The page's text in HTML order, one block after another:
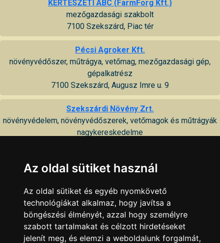
KERTÉSZETI ABC (FarmForg Kft.)
mezőgazdasági szakbolt
7100 Szekszárd, Piac tér
Pécsi Agroker Kft.
növényvédőszer, műtrágya, vetőmag, mezőgazdasági gép,
gépalkatrész
7100 Szekszárd, Augusz Imre u. 9
Szekszárdi Növény Zrt.
növényvédelem, növényvédőszerek, vetőmagok és műtrágyák
nagykereskedelme
TADIMA Direkt Marketing Bt.
7100 Szekszárd, Tartsay Vilmos u. 16
Újvárosi Gazdabolt, Fészek Üzletház (FarmForg Kft.)
mezőgazdasági szakbolt
7100 Szekszárd, Rákóczi u. 96
Az oldal sütiket használ
Az oldal sütiket és egyéb nyomkövető
technológiákat alkalmaz, hogy javítsa a
böngészési élményét, azzal hogy személyre
szabott tartalmakat és célzott hirdetéseket
jelenít meg, és elemzi a weboldalunk forgalmát,